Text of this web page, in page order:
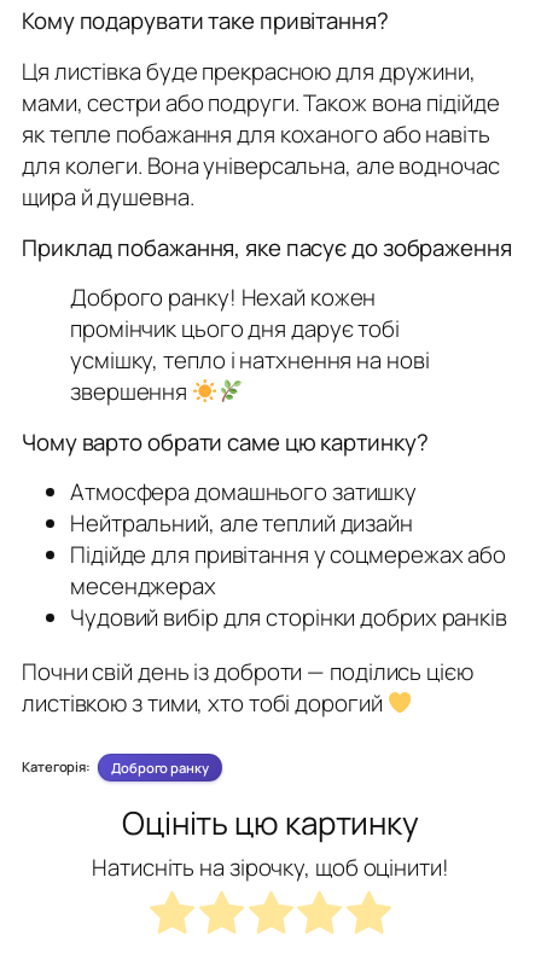
Кому подарувати таке привітання?
Ця листівка буде прекрасною для дружини,
мами, сестри або подруги. Також вона підійде
як тепле побажання для коханого або навіть
для колеги. Вона універсальна, але водночас
щира й душевна.
Приклад побажання, яке пасує до зображення
Доброго ранку! Нехай кожен
промінчик цього дня дарує тобі
усмішку, тепло і натхнення на нові
звершення
Чому варто обрати саме цю картинку?
Атмосфера домашнього затишку
Нейтральний, але теплий дизайн
Підійде для привітання у соцмережах або
месенджерах
Чудовий вибір для сторінки добрих ранків
Почни свій день із доброти — поділись цією
листівкою з тими, хто тобі дорогий
Категорія: Доброго ранку
Оцініть цю картинку
Натисніть на зірочку, щоб оцінити!